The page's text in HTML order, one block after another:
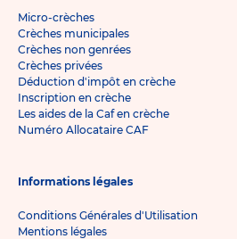
Micro-crèches
Crèches municipales
Crèches non genrées
Crèches privées
Déduction d'impôt en crèche
Inscription en crèche
Les aides de la Caf en crèche
Numéro Allocataire CAF
Informations légales
Conditions Générales d'Utilisation
Mentions légales